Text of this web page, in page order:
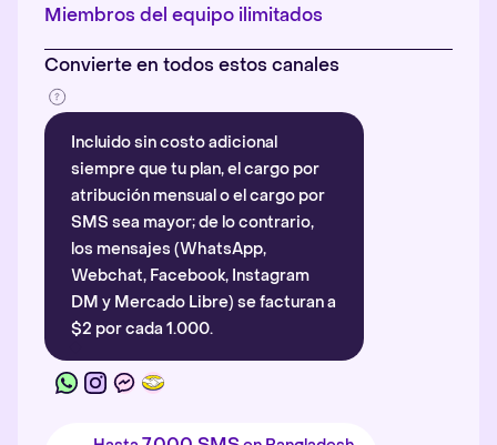
Miembros del equipo ilimitados
Convierte en todos estos canales
Incluido sin costo adicional
siempre que tu plan, el cargo por
atribución mensual o el cargo por
SMS sea mayor; de lo contrario,
los mensajes (WhatsApp,
Webchat, Facebook, Instagram
DM y Mercado Libre) se facturan a
$2 por cada 1.000.